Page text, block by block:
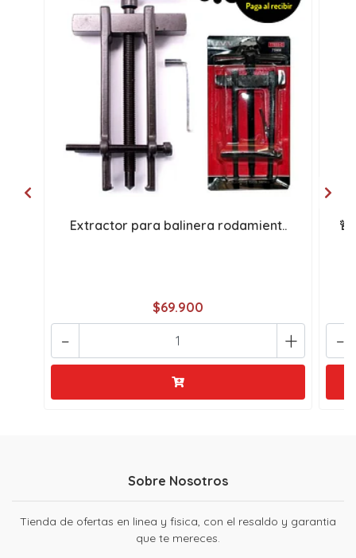
Extractor para balinera rodamient..
$69.900
+
- -
Sobre Nosotros
Tienda de ofertas en linea y fisica, con el resaldo y garantia
que te mereces.